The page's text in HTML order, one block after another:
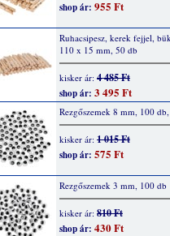
shop ár: 955 Ft
Ruhacsipesz, kerek fejjel,
110 x 15 mm, 50 db
kisker ár: 4 485 Ft
shop ár: 3 495 Ft
Rezgőszemek 8 mm, 100
kisker ár: 1 015 Ft
shop ár: 575 Ft
Rezgőszemek 3 mm, 100 db
kisker ár: 810 Ft
shop ár: 430 Ft